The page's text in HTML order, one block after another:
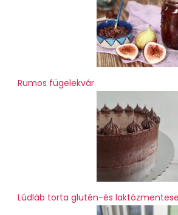
Rumos fügelekvár
Lúdláb torta glutén-és